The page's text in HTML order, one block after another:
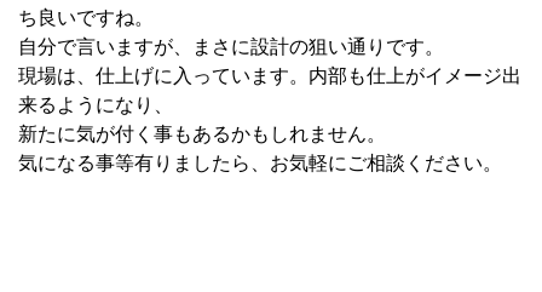
ち良いですね。
自分で言いますが、まさに設計の狙い通りです。
現場は、仕上げに入っています。内部も仕上がイメージ出
来るようになり、
新たに気が付く事もあるかもしれません。
気になる事等有りましたら、お気軽にご相談ください。